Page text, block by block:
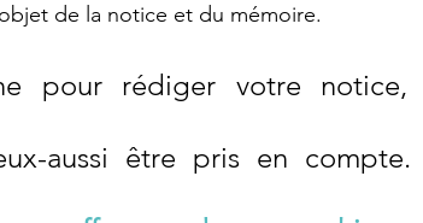
de la notice et du mémoire.
pour rédiger votre notice,
aussi être pris en compte.